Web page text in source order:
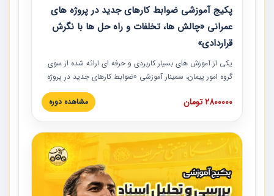
پکیج آموزشی ضوابط کارهای جدید در پروژه های
عمرانی «چالش ها، تخلفات و راه حل ها با نگرش
قراردادی»
یکی از آموزش‏‏‏‏‏‏ های بسیار کاربردی و حرفه‏ ای ارائه شده از سوی
گروه امور پیمان، سمینار آموزشی «ضوابط کارهای جدید در پروژه
های عمرانی» چالش ها، تخلفات و راه حل ها با نگرش قراردادی
است که در محل سندیکای شرکت های ساختمانی کشور ارائه شد.
مدارک پیمان به همراه تجربیات عملی ارائه شده است.
2800000 تومان مشاهده دوره